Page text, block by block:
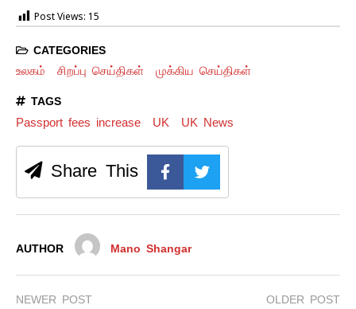
Post Views: 15
CATEGORIES
உலகம் சிறப்பு செய்திகள் முக்கிய செய்திகள்
TAGS
Passport fees increase UK UK News
Share This
AUTHOR Mano Shangar
NEWER POST OLDER POST